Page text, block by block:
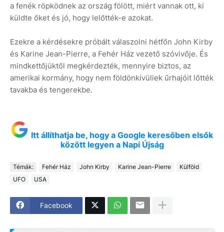
a fenék röpködnek az ország fölött, miért vannak ott, ki
küldte őket és jó, hogy lelőtték-e azokat.
Ezekre a kérdésekre próbált válaszolni hétfőn John Kirby
és Karine Jean-Pierre, a Fehér Ház vezető szóvivője. És
mindkettőjüktől megkérdezték, mennyire biztos, az
amerikai kormány, hogy nem földönkívüliek űrhajóit lőtték
tavakba és tengerekbe.
Itt állíthatja be, hogy a Google keresőben elsők
között legyen a Napi Újság
Témák: Fehér Ház John Kirby Karine Jean-Pierre
Külföld
UFO
USA
Facebook